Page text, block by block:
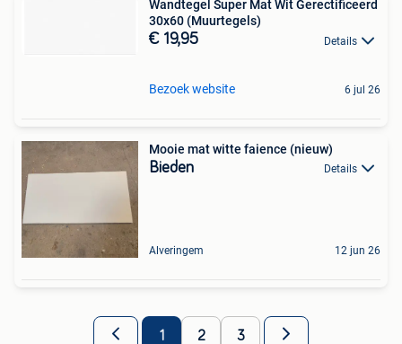
Wandtegel Super Mat Wit Gerectificeerd
30x60 (Muurtegels)
€ 19,95 Details
Bezoek website 6 jul 26
Mooie mat witte faience (nieuw)
Bieden Details
Alveringem 12 jun 26
1 2 3